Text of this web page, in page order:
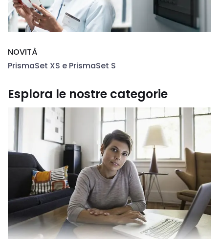
NOVITÀ
PrismaSet XS e PrismaSet S
Esplora le nostre categorie